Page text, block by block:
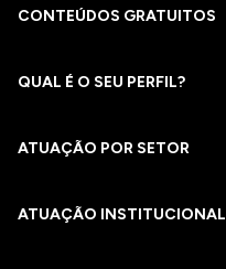
CONTEÚDOS GRATUITOS
QUAL É O SEU PERFIL?
ATUAÇÃO POR SETOR
ATUAÇÃO INSTITUCIONAL